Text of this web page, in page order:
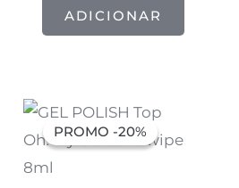
ADICIONAR
PROMO -20%
PROMO -20%
O
preço
original
6,91 €.
O
preço
atual